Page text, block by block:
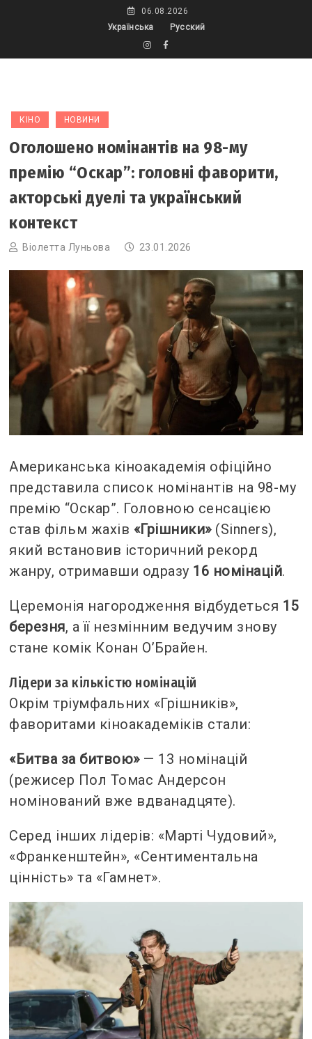
06.08.2026
Українська
Русский
КІНО НОВИНИ
Оголошено номінантів на 98-му
премію “Оскар”: головні фаворити,
акторські дуелі та український
контекст
Віолетта Луньова 23.01.2026
Американська кіноакадемія офіційно
представила список номінантів на 98-му
премію “Оскар”. Головною сенсацією
став фільм жахів «Грішники» (Sinners),
який встановив історичний рекорд
жанру, отримавши одразу 16 номінацій.
Церемонія нагородження відбудеться 15
березня, а її незмінним ведучим знову
стане комік Конан О’Брайен.
Лідери за кількістю номінацій
Окрім тріумфальних «Грішників»,
фаворитами кіноакадеміків стали:
«Битва за битвою»— 13 номінацій
(режисер Пол Томас Андерсон
номінований вже вдванадцяте).
Серед інших лідерів: «Марті Чудовий»,
«Франкенштейн», «Сентиментальна
цінність» та «Гамнет».